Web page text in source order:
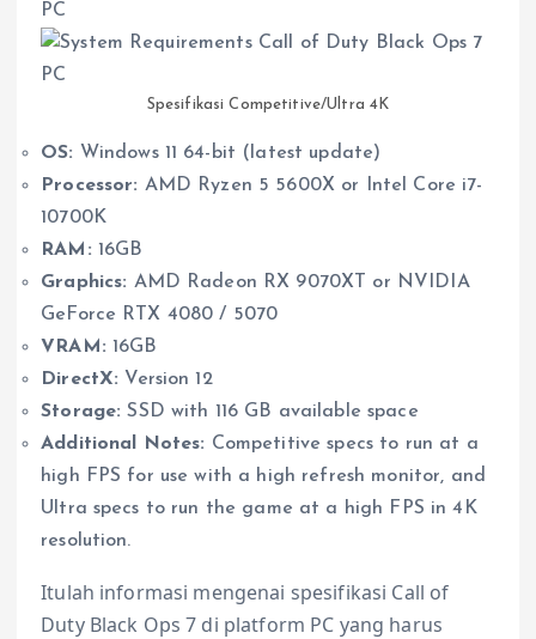
Spesifikasi Competitive/Ultra 4K
OS: Windows 11 64-bit (latest update)
Processor: AMD Ryzen 5 5600X or Intel Core i7-
10700K
RAM: 16GB
Graphics: AMD Radeon RX 9070XT or NVIDIA
GeForce RTX 4080 / 5070
VRAM: 16GB
DirectX: Version 12
Storage: SSD with 116 GB available space
Additional Notes: Competitive specs to run at a
high FPS for use with a high refresh monitor, and
Ultra specs to run the game at a high FPS in 4K
resolution.
Itulah informasi mengenai spesifikasi Call of
Duty Black Ops 7 di platform PC yang harus